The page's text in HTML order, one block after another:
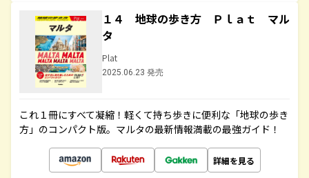
１４ 地球の歩き方 Ｐｌａｔ マル
タ
Plat
2025.06.23 発売
これ１冊にすべて凝縮！軽くて持ち歩きに便利な「地球の歩き
方」のコンパクト版。マルタの最新情報満載の最強ガイド！
詳細を見る